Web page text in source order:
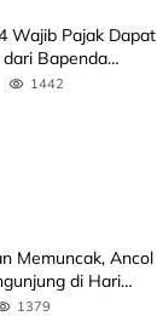
Wajib Pajak Dapat
Bapenda
1442
Memuncak, Ancol
di Hari
1379